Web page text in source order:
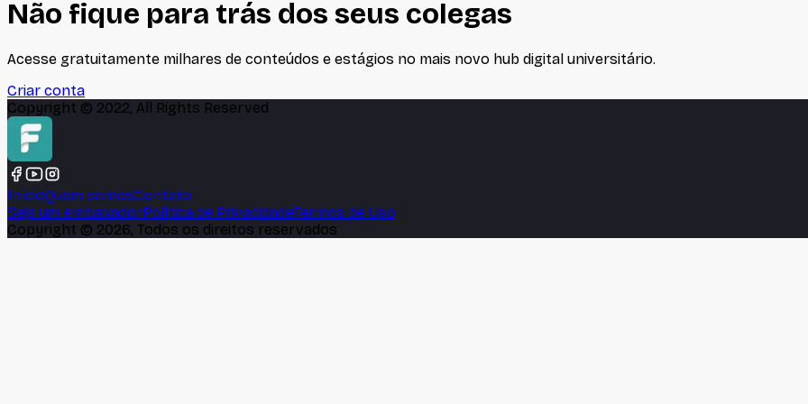
Não fique para trás dos seus colegas
Acesse gratuitamente milhares de conteúdos e estágios no mais novo hub digital universitário.
Criar conta
Copyright © 2022, All Rights Reserved
InícioQuem somosContato
Seja um embaixadorPolítica de PrivacidadeTermos de Uso
Copyright © 2026, Todos os direitos reservados